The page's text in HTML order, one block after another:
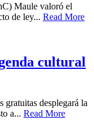
Maule valoró el
de ley... Read More
cultural
gratuitas desplegará la
a... Read More